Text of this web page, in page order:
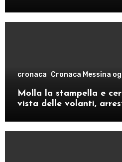
cronaca Cronaca Messina
Molla la stampella e
vista delle volanti,